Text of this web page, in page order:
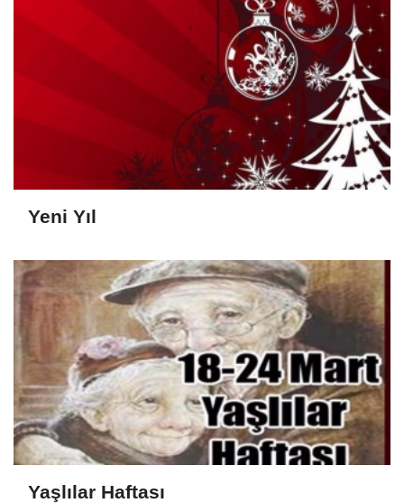
Yeni Yıl
Yaşlılar Haftası